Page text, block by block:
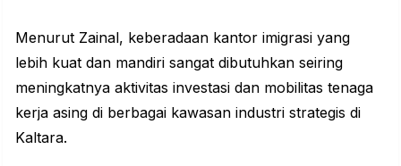
Menurut Zainal, keberadaan kantor imigrasi yang
lebih kuat dan mandiri sangat dibutuhkan seiring
meningkatnya aktivitas investasi dan mobilitas tenaga
kerja asing di berbagai kawasan industri strategis di
Kaltara.